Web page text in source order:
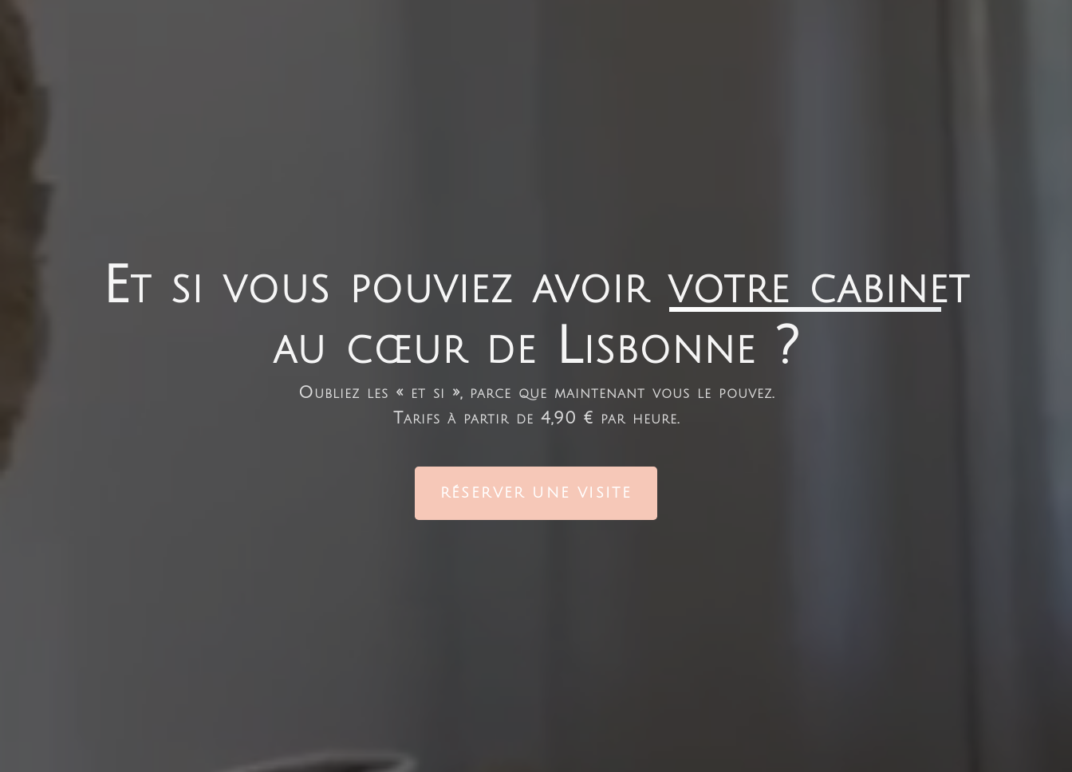
Et si vous pouviez avoir votre cabinet
au cœur de Lisbonne ?
Oubliez les « et si », parce que maintenant vous le pouvez.
Tarifs à partir de 4,90 € par heure.
RÉSERVER UNE VISITE